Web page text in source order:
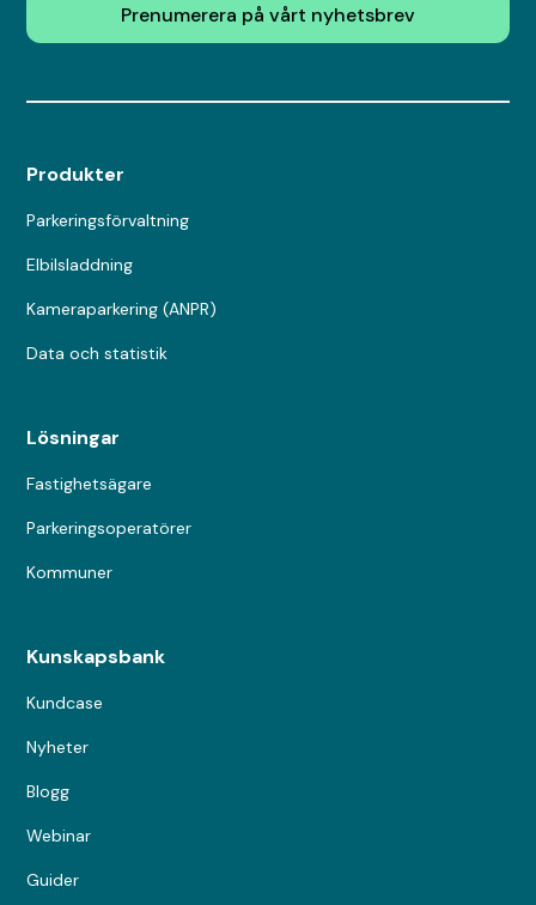
Prenumerera på vårt nyhetsbrev
Produkter
Parkeringsförvaltning
Elbilsladdning
Kameraparkering (ANPR)
Data och statistik
Lösningar
Fastighetsägare
Parkeringsoperatörer
Kommuner
Kunskapsbank
Kundcase
Nyheter
Blogg
Webinar
Guider